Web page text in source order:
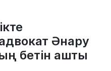
Әнару
бетін ашты